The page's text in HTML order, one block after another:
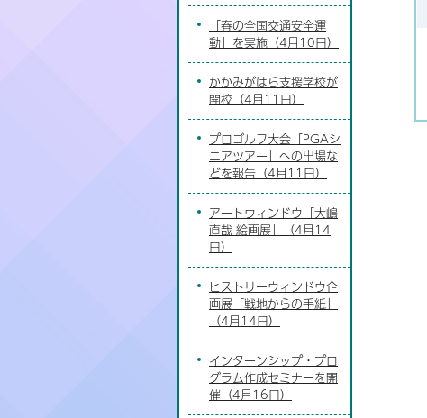
「春の全国交通安全運
動」を実施（4月10日）
かかみがはら支援学校が
開校（4月11日）
プロゴルフ大会「PGAシ
ニアツアー」への出場な
どを報告（4月11日）
アートウィンドウ「大嶋
直哉 絵画展」（4月14
日）
ヒストリーウィンドウ企
画展「戦地からの手紙」
（4月14日）
インターンシップ・プロ
グラム作成セミナーを開
催（4月16日）